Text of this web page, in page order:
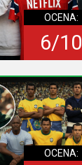
OCENA:
6/10
OCENA: